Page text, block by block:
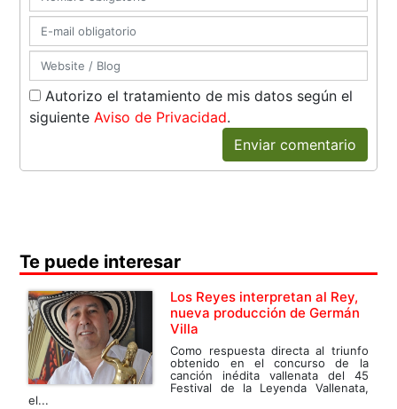
Autorizo el tratamiento de mis datos según el
siguienteAviso de Privacidad.
Enviar comentario
Te puede interesar
Los Reyes interpretan al Rey,
nueva producción de Germán
Villa
Como respuesta directa al triunfo
obtenido en el concurso de la
canción inédita vallenata del 45
Festival de la Leyenda Vallenata,
el...